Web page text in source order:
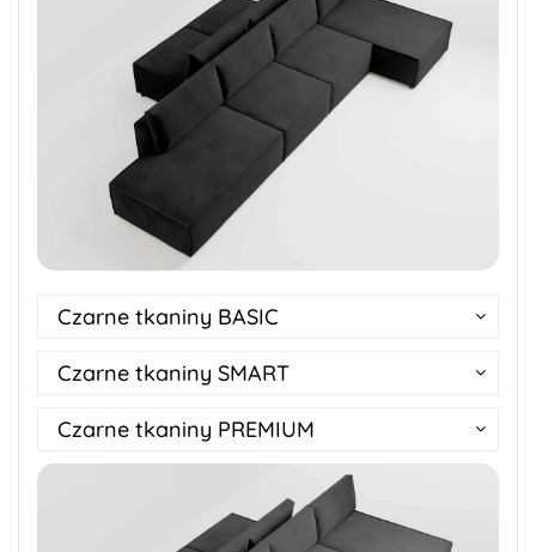
Czarne tkaniny BASIC
Czarne tkaniny SMART
Czarne tkaniny PREMIUM